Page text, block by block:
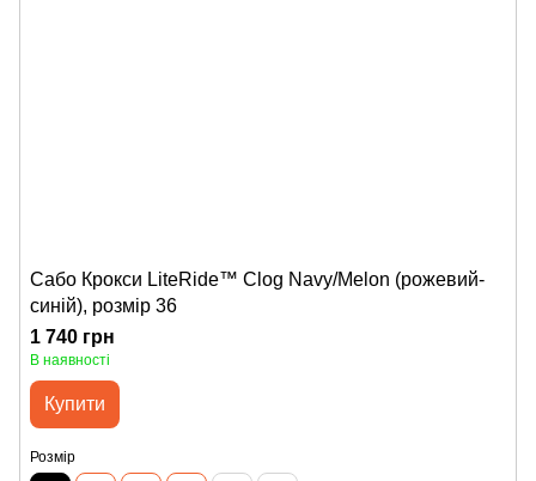
Сабо Крокси LiteRide™ Clog Navy/Melon (рожевий-
синій), розмір 36
1 740 грн
В наявності
Купити
Розмір